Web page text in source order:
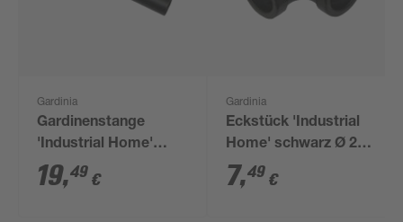
Gardinia
Gardinenstange
'Industrial Home'
schwarz Ø 25 x 2000
mm
19,49 €
Gardinia
Eckstück 'Industrial
Home' schwarz Ø 25
mm
7,49 €